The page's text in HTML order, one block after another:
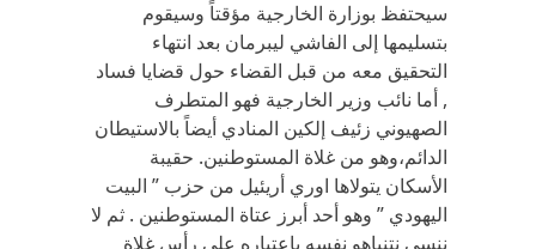
سيحتفظ بوزارة الخارجية مؤقتاً وسيقوم
بتسليمها إلى الفاشي ليبرمان بعد انتهاء
التحقيق معه من قبل القضاء حول قضايا فساد
, أما نائب وزير الخارجية فهو المتطرف
الصهيوني زئيف إلكين المنادي أيضاً بالاستيطان
الدائم،وهو من غلاة المستوطنين. حقيبة
الأسكان يتولاها اوري أريئيل من حزب ” البيت
اليهودي ” وهو أحد أبرز عتاة المستوطنين . ثم لا
ننسى نتنياهو نفسه باعتباره على رأس غلاة